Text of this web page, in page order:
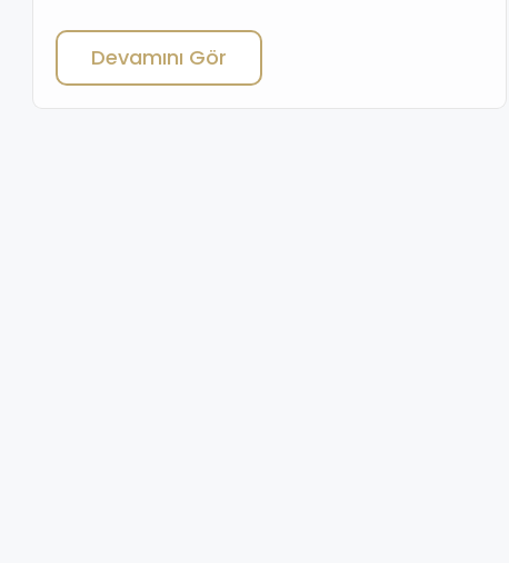
город не только отличным местом для жизни, но и
привлекательным для инвестиций. Но важно выбрать
правильный район. Именно здесь на сцену выходит Buca, а
Devamını Gör